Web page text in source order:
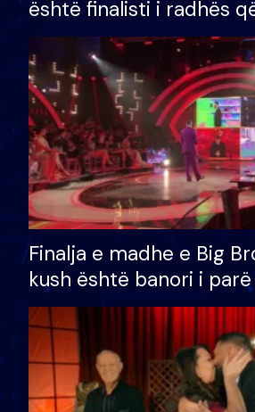
është finalisti i radhës
Finalja e madhe e Big
kush është banori i
shtëpinë dhe humb
të fituar çmimin e madh